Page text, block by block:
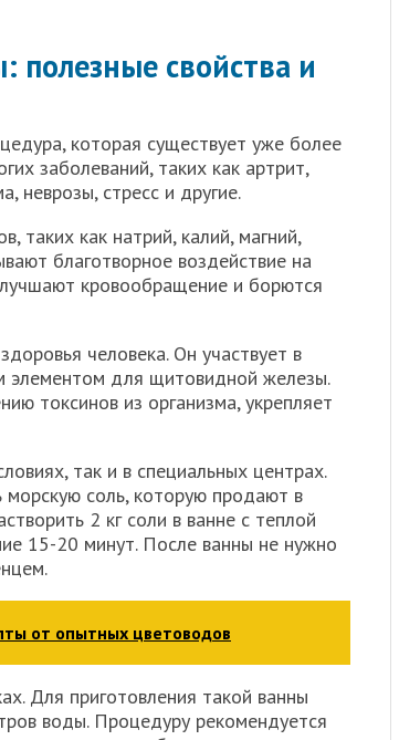
свойства и
которая существует уже более
заболеваний, таких как артрит,
неврозы, стресс и другие.
таких как натрий, калий, магний,
благотворное воздействие на
кровообращение и борются
человека. Он участвует в
элементом для щитовидной железы.
токсинов из организма, укрепляет
так и в специальных центрах.
соль, которую продают в
2 кг соли в ванне с теплой
15-20 минут. После ванны не нужно
от опытных цветоводов
Для приготовления такой ванны
воды. Процедуру рекомендуется